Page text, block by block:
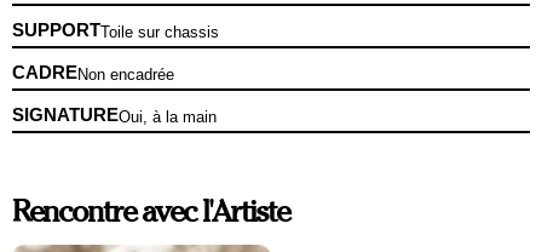
SUPPORTToile sur chassis
CADRENon encadrée
SIGNATUREOui, à la main
Rencontre avec l'Artiste